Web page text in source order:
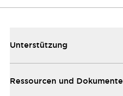
Unterstützung
Ressourcen und Dokumente